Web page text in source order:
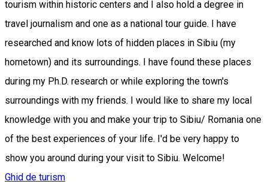
tourism within historic centers and I also hold a degree in
travel journalism and one as a national tour guide. I have
researched and know lots of hidden places in Sibiu (my
hometown) and its surroundings. I have found these places
during my Ph.D. research or while exploring the town's
surroundings with my friends. I would like to share my local
knowledge with you and make your trip to Sibiu/ Romania one
of the best experiences of your life. I'd be very happy to
show you around during your visit to Sibiu. Welcome!
Ghid de turism